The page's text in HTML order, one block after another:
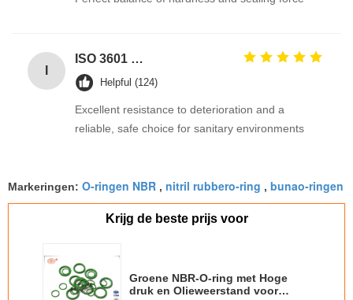
ISO 3601 Excellent Weathering Resistance EPDM Rubber O Rings Seals for Industrial Applications
Helpful (124)
Excellent resistance to deterioration and a
reliable, safe choice for sanitary environments
Markeringen: O-ringen NBR , nitril rubbero-ring , bunao-ringen
Krijg de beste prijs voor
Groene NBR-O-ring met Hoge
druk en Olieweerstand voor